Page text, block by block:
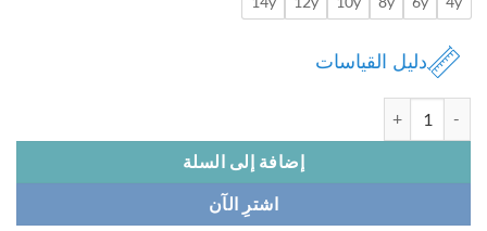
دليل القياسات
إضافة إلى السلة
اشترِ الآن